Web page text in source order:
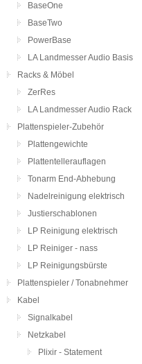
BaseOne
BaseTwo
PowerBase
LA Landmesser Audio Basis
Racks & Möbel
ZerRes
LA Landmesser Audio Rack
Plattenspieler-Zubehör
Plattengewichte
Plattentellerauflagen
Tonarm End-Abhebung
Nadelreinigung elektrisch
Justierschablonen
LP Reinigung elektrisch
LP Reiniger - nass
LP Reinigungsbürste
Plattenspieler / Tonabnehmer
Kabel
Signalkabel
Netzkabel
Plixir - Statement